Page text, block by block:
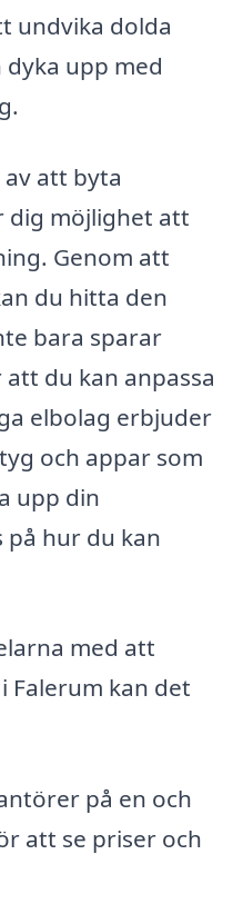
undvika dolda
upp med
att byta
dig möjlighet att
Genom att
du hitta den
bara sparar
du kan anpassa
elbolag erbjuder
och appar som
upp din
hur du kan
med att
Falerum kan det
på en och
att se priser och